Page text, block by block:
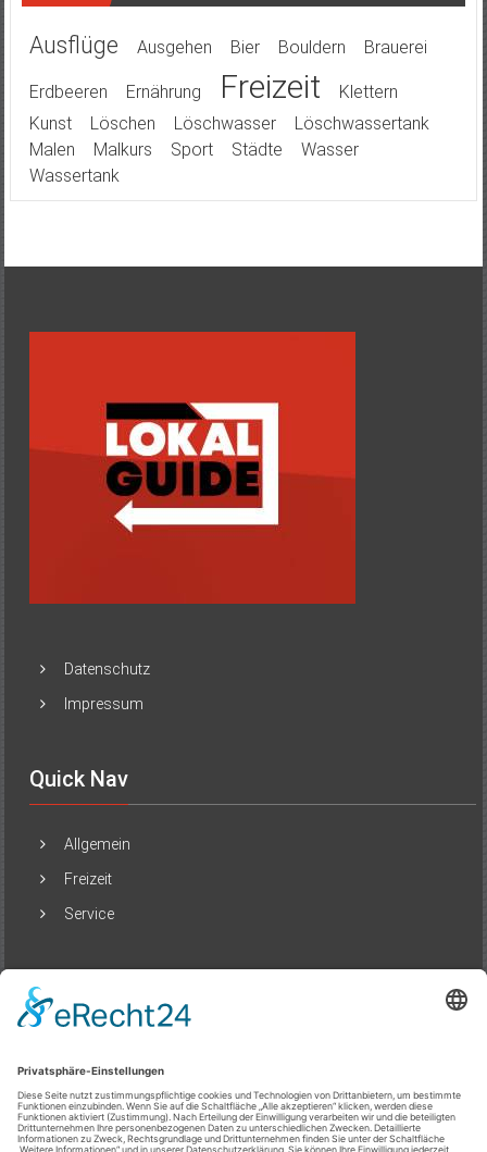
Ausflüge Ausgehen Bier Bouldern Brauerei
Erdbeeren Ernährung Freizeit
Klettern
Kunst
Löschen Löschwasser
Löschwassertank
Malen
Malkurs Sport Städte
Wasser
Wassertank
Datenschutz
Impressum
Quick Nav
Allgemein
Freizeit
Service
Beliebte Beiträge
20/07/2025